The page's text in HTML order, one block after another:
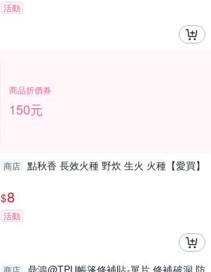
活動
商品折價券
150元
商店 點秋香 長效火種 野炊 生火 火種【愛買】
$8
活動